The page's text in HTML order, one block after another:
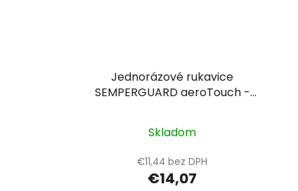
Jednorázové rukavice
SEMPERGUARD aeroTouch -
Skladom
€11,44 bez DPH
€14,07